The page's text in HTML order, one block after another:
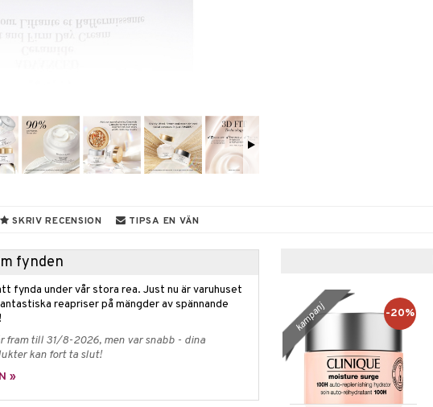
SKRIV RECENSION TIPSA EN VÄN
fynden
fynda under vår stora rea. Just nu är varuhuset
reapriser på mängder av spännande
fram till 31/8-2026, men var snabb - dina
kan fort ta slut!
»
kampanj -20%